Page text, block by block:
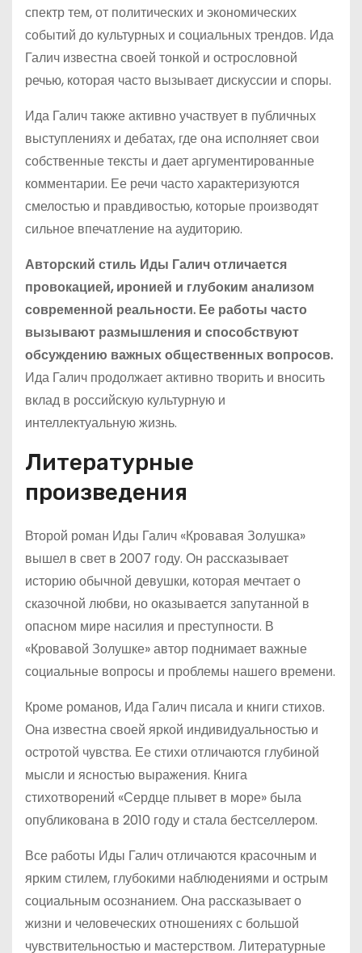
спектр тем, от политических и экономических
событий до культурных и социальных трендов. Ида
Галич известна своей тонкой и острословной
речью, которая часто вызывает дискуссии и споры.
Ида Галич также активно участвует в публичных
выступлениях и дебатах, где она исполняет свои
собственные тексты и дает аргументированные
комментарии. Ее речи часто характеризуются
смелостью и правдивостью, которые производят
сильное впечатление на аудиторию.
Авторский стиль Иды Галич отличается
провокацией, иронией и глубоким анализом
современной реальности. Ее работы часто
вызывают размышления и способствуют
обсуждению важных общественных вопросов.
Ида Галич продолжает активно творить и вносить
вклад в российскую культурную и
интеллектуальную жизнь.
Литературные
произведения
Второй роман Иды Галич «Кровавая Золушка»
вышел в свет в 2007 году. Он рассказывает
историю обычной девушки, которая мечтает о
сказочной любви, но оказывается запутанной в
опасном мире насилия и преступности. В
«Кровавой Золушке» автор поднимает важные
социальные вопросы и проблемы нашего времени.
Кроме романов, Ида Галич писала и книги стихов.
Она известна своей яркой индивидуальностью и
остротой чувства. Ее стихи отличаются глубиной
мысли и ясностью выражения. Книга
стихотворений «Сердце плывет в море» была
опубликована в 2010 году и стала бестселлером.
Все работы Иды Галич отличаются красочным и
ярким стилем, глубокими наблюдениями и острым
социальным осознанием. Она рассказывает о
жизни и человеческих отношениях с большой
чувствительностью и мастерством. Литературные